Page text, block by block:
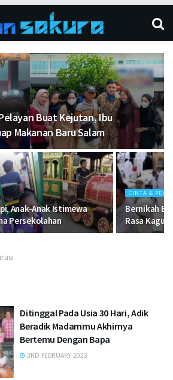
Buat Kejutan, Ibu
Makanan Baru Salam
Anak-Anak Istimewa
Persekolahan
CINTA &
Bernikah
Rasa
Ditinggal Pada Usia 30 Hari, Adik
Beradik Madammu Akhirnya
Bertemu Dengan Bapa
3RD FEBRUARY 2023